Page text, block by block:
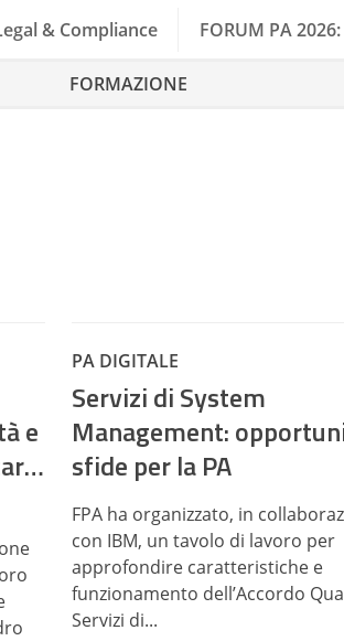
& Compliance FORUM PA
FORMAZIONE
e
PA DIGITALE
Servizi di System
Management:
sfide per la PA
FPA ha organizzato, in
con IBM, un tavolo di lavoro per
approfondire caratteristiche e
funzionamento dell’Accordo
Servizi di...